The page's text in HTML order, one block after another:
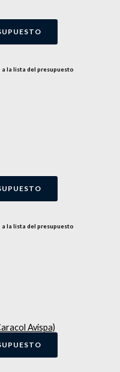
la lista del presupuesto
la lista del presupuesto